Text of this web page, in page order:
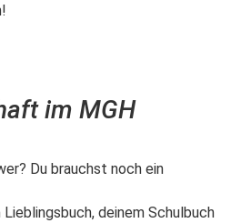
im MGH
Du brauchst noch ein
deinem Schulbuch